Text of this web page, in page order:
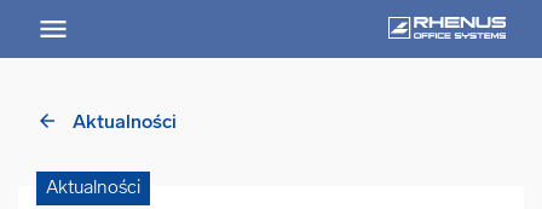
arrow_back Aktualności
Aktualności